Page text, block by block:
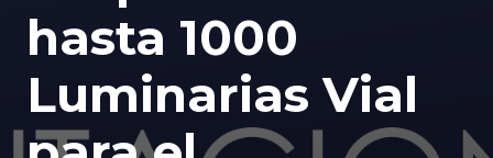
hasta 1000
Luminarias Vial